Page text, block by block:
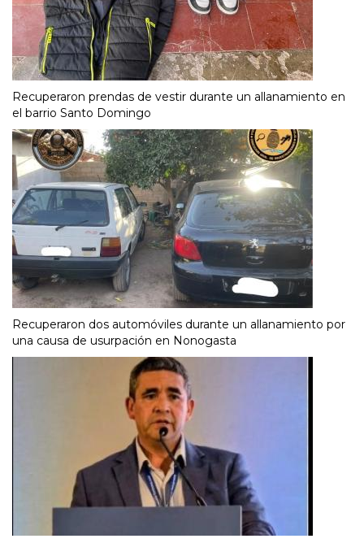
Recuperaron prendas de vestir durante un allanamiento en
el barrio Santo Domingo
Recuperaron dos automóviles durante un allanamiento por
una causa de usurpación en Nonogasta